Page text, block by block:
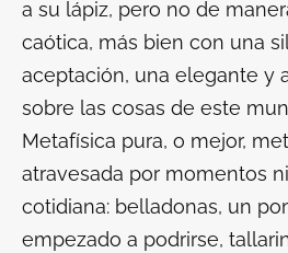
a su lápiz, pero no de
caótica, más bien con una
aceptación, una elegante y
sobre las cosas de este
Metafísica pura, o mejor,
atravesada por momentos
cotidiana: belladonas, un
empezado a podrirse,